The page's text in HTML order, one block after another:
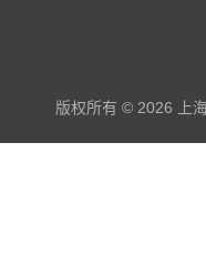
版权所有 © 2026 上